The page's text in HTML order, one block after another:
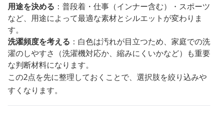
用途を決める ：普段着・仕事（インナー含む）・スポーツ
など、用途によって最適な素材とシルエットが変わりま
す。
洗濯頻度を考える ：白色は汚れが目立つため、家庭での洗
濯のしやすさ（洗濯機対応か、縮みにくいかなど）も重要
な判断材料になります。
この2点を先に整理しておくことで、選択肢を絞り込みや
すくなります。